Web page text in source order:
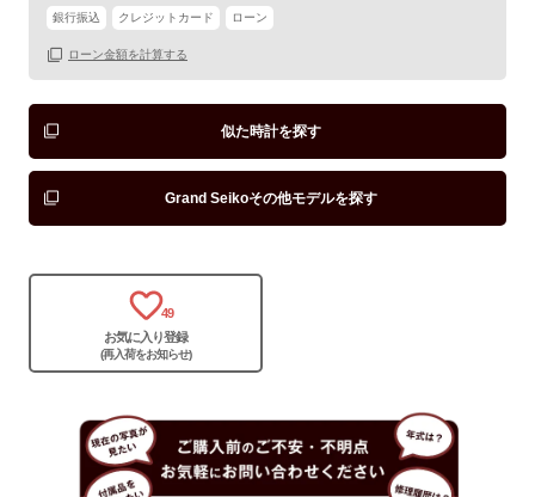
銀行振込 クレジットカード ローン
ローン金額を計算する
似た時計を探す
Grand Seikoその他モデルを探す
49
お気に入り登録
(再入荷をお知らせ)